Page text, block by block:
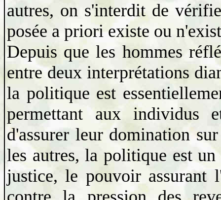
autres, on s'interdit de
posée a priori existe ou
Depuis que les hommes
entre deux interprétations
la politique est
permettant aux individus
d'assurer leur domination
les autres, la politique est
justice, le pouvoir assurant